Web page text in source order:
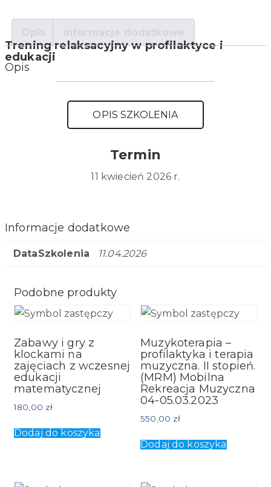
Opis Informacje dodatkowe
Opis
Trening relaksacyjny w profilaktyce i
edukacji
OPIS SZKOLENIA
Termin
11 kwiecień 2026 r.
Informacje dodatkowe
DataSzkolenia 11.04.2026
Podobne produkty
Zabawy i gry z
klockami na
zajęciach z wczesnej
edukacji
matematycznej
180,00 zł
Dodaj do koszyka
Muzykoterapia –
profilaktyka i terapia
muzyczna. II stopień.
(MRM) Mobilna
Rekreacja Muzyczna
04-05.03.2023
550,00 zł
Dodaj do koszyka